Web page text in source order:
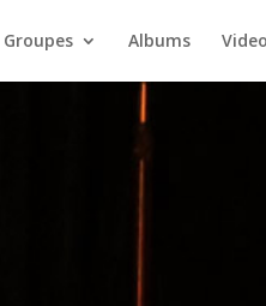
Groupes Albums